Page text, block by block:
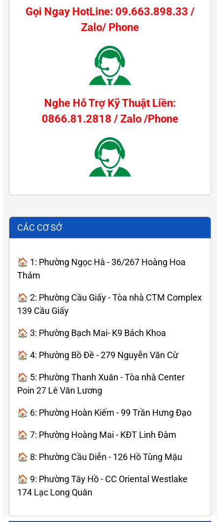
Gọi Ngay HotLine: 09.663.898.33 /
Zalo/ Phone
Nghe Hỗ Trợ Kỹ Thuật Liền:
0866.81.2818 / Zalo /Phone
CÁC CƠ SỞ
🏠 1: Phường Ngọc Hà - 36/267 Hoàng Hoa
Thám
🏠 2: Phường Cầu Giấy - Tòa nhà CTM Complex
139 Cầu Giấy
🏠 3: Phường Bạch Mai- K9 Bách Khoa
🏠 4: Phường Bồ Đề - 279 Nguyễn Văn Cừ
🏠 5: Phường Thanh Xuân - Tòa nhà Center
Poin 27 Lê Văn Lương
🏠 6: Phường Hoàn Kiếm - 99 Trần Hưng Đạo
🏠 7: Phường Hoàng Mai - KĐT Linh Đàm
🏠 8: Phường Cầu Diễn - 126 Hồ Tùng Mậu
🏠 9: Phường Tây Hồ - CC Oriental Westlake
174 Lạc Long Quân